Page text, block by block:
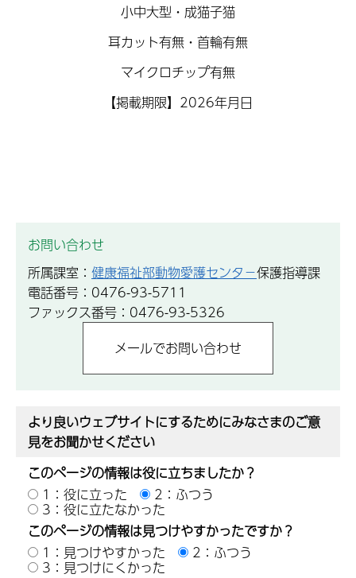
小中大型・成猫子猫
耳カット有無・首輪有無
マイクロチップ有無
【掲載期限】2026年月日
お問い合わせ
所属課室： 健康福祉部動物愛護センタ−保護指導課
電話番号：0476-93-5711
ファックス番号：0476-93-5326
より良いウェブサイトにするためにみなさまのご意
見をお聞かせください
このページの情報は役に立ちましたか？
1：役に立った
2：ふつう
3：役に立たなかった
このページの情報は見つけやすかったですか？
1：見つけやすかった
2：ふつう
3：見つけにくかった